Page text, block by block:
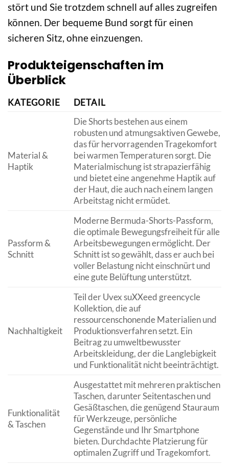
stört und Sie trotzdem schnell auf alles zugreifen
können. Der bequeme Bund sorgt für einen
sicheren Sitz, ohne einzuengen.
Produkteigenschaften im
Überblick
KATEGORIE DETAIL
Material &
Haptik
Die Shorts bestehen aus einem
robusten und atmungsaktiven Gewebe,
das für hervorragenden Tragekomfort
bei warmen Temperaturen sorgt. Die
Materialmischung ist strapazierfähig
und bietet eine angenehme Haptik auf
der Haut, die auch nach einem langen
Arbeitstag nicht ermüdet.
Passform &
Schnitt
Moderne Bermuda-Shorts-Passform,
die optimale Bewegungsfreiheit für alle
Arbeitsbewegungen ermöglicht. Der
Schnitt ist so gewählt, dass er auch bei
voller Belastung nicht einschnürt und
eine gute Belüftung unterstützt.
Nachhaltigkeit
Teil der Uvex suXXeed greencycle
Kollektion, die auf
ressourcenschonende Materialien und
Produktionsverfahren setzt. Ein
Beitrag zu umweltbewusster
Arbeitskleidung, der die Langlebigkeit
und Funktionalität nicht beeinträchtigt.
Funktionalität
& Taschen
Ausgestattet mit mehreren praktischen
Taschen, darunter Seitentaschen und
Gesäßtaschen, die genügend Stauraum
für Werkzeuge, persönliche
Gegenstände und Ihr Smartphone
bieten. Durchdachte Platzierung für
optimalen Zugriff und Tragekomfort.